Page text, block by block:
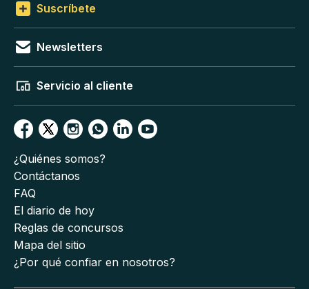
Suscríbete
Newsletters
Servicio al cliente
¿Quiénes somos?
Contáctanos
FAQ
El diario de hoy
Reglas de concursos
Mapa del sitio
¿Por qué confiar en nosotros?